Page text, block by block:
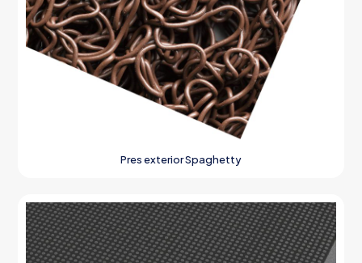
Pres exterior Spaghetty